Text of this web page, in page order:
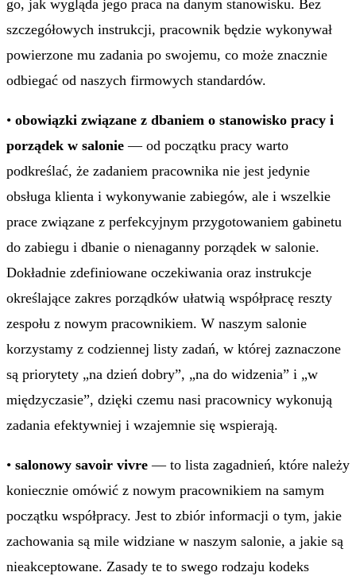
go, jak wygląda jego praca na danym stanowisku. Bez
szczegółowych instrukcji, pracownik będzie wykonywał
powierzone mu zadania po swojemu, co może znacznie
odbiegać od naszych firmowych standardów.
• obowiązki związane z dbaniem o stanowisko pracy i
porządek w salonie — od początku pracy warto
podkreślać, że zadaniem pracownika nie jest jedynie
obsługa klienta i wykonywanie zabiegów, ale i wszelkie
prace związane z perfekcyjnym przygotowaniem gabinetu
do zabiegu i dbanie o nienaganny porządek w salonie.
Dokładnie zdefiniowane oczekiwania oraz instrukcje
określające zakres porządków ułatwią współpracę reszty
zespołu z nowym pracownikiem. W naszym salonie
korzystamy z codziennej listy zadań, w której zaznaczone
są priorytety „na dzień dobry”, „na do widzenia” i „w
międzyczasie”, dzięki czemu nasi pracownicy wykonują
zadania efektywniej i wzajemnie się wspierają.
• salonowy savoir vivre — to lista zagadnień, które należy
koniecznie omówić z nowym pracownikiem na samym
początku współpracy. Jest to zbiór informacji o tym, jakie
zachowania są mile widziane w naszym salonie, a jakie są
nieakceptowane. Zasady te to swego rodzaju kodeks